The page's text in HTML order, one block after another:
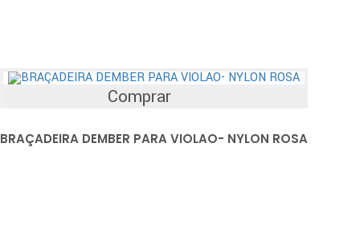
Comprar
BRAÇADEIRA DEMBER PARA VIOLAO- NYLON ROSA